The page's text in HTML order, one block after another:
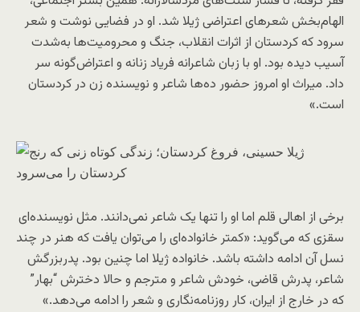
الهام‌بخش شعرهای اعتراضی ژیلا شد. او در فضایی نوشت و شعر
سرود که کردستان از اثرات انقلاب، جنگ و محرومیت‌ها به‌شدت
آسیب دیده بود. او با زبان شاعرانه فریاد زنانه و اعتراض‌گونه سر
داد. میراث او امروز حضور ده‌ها شاعر و نویسنده زن در کردستان
است.»
برخی از اهالی قلم اما او را تنها یک شاعر نمی‌دانند. مثل نویسنده‌ای
سقزی که می‌گوید: «کمتر خانواده‌ای را می‌توان یافت که هنر در چند
نسل آن ادامه داشته باشد. خانواده ژیلا اما چنین بود. پدربزرگش
شاعر، پدرش قاضی، خودش شاعر و مترجم و حالا دخترش “بهار”
که در خارج از ایران، کار روزنامه‌نگاری و شعر را ادامه می‌دهد.»